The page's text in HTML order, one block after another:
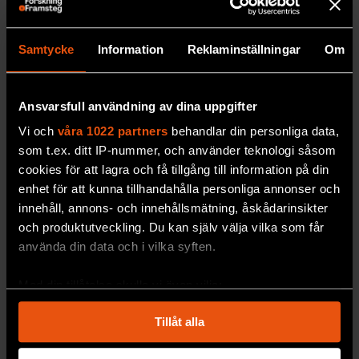
Samtycke Information Reklaminställningar Om
Ansvarsfull användning av dina uppgifter
Vi och våra 1022 partners behandlar din personliga data,
som t.ex. ditt IP-nummer, och använder teknologi såsom
cookies för att lagra och få tillgång till information på din
enhet för att kunna tillhandahålla personliga annonser och
innehåll, annons- och innehållsmätning, åskådarinsikter
och produktutveckling. Du kan själv välja vilka som får
använda din data och i vilka syften.
som kan ha en noggrannhet på upp till flera meter
Identifiera din enhet genom att aktivt skanna den
Tillåt alla
Fem faktorer avgör när det är
okej att använda AI
Vi låter gärnaAI avslöja bankbedrägerier, men
tvekar inför att låta den döma brottslingar eller
fatta beslut om vapen.